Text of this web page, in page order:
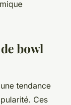
bowl
tendance
Ces